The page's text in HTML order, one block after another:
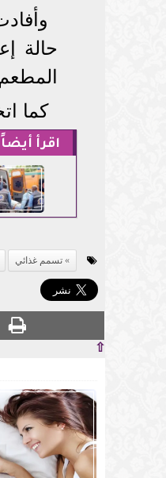
حالة
كما
اقرأ أيضاً
تسمم غذائي
⇧